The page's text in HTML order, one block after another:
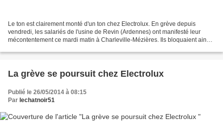
Le ton est clairement monté d'un ton chez Electrolux. En grève depuis
vendredi, les salariés de l'usine de Revin (Ardennes) ont manifesté leur
mécontentement ce mardi matin à Charleville-Mézières. Ils bloquaient ainsi
La grève se poursuit chez Electrolux
Publié le 26/05/2014 à 08:15
Par lechatnoir51